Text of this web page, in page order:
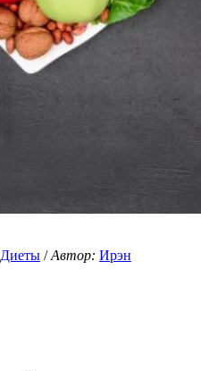
Диеты /Автор: Ирэн